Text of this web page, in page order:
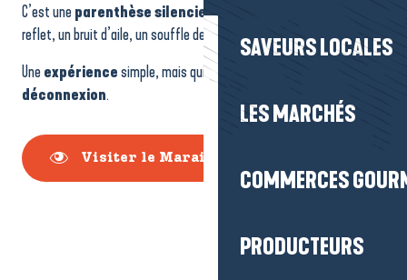
SAVEURS LOCALES
LES MARCHÉS
COMMERCES
PRODUCTEURS
C’est uneparenthèse silencieuse
reflet, un bruit d’aile, un souffle de vent.
Uneexpériencesimple, mais qui donne une vraie impression de
déconnexion.
Visiter le Marais de Grande Brière